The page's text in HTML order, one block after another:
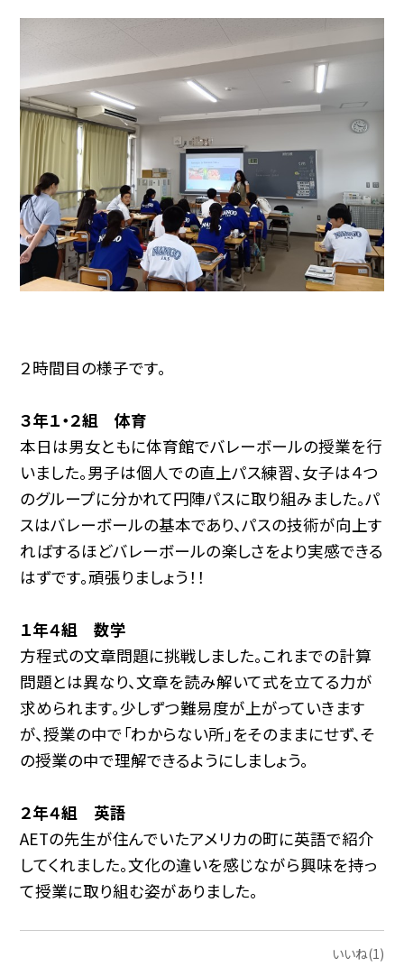
２時間目の様子です。
３年１・２組 体育
本日は男女ともに体育館でバレーボールの授業を行
いました。男子は個人での直上パス練習、女子は４つ
のグループに分かれて円陣パスに取り組みました。パ
スはバレーボールの基本であり、パスの技術が向上す
ればするほどバレーボールの楽しさをより実感できる
はずです。頑張りましょう！！
１年４組 数学
方程式の文章問題に挑戦しました。これまでの計算
問題とは異なり、文章を読み解いて式を立てる力が
求められます。少しずつ難易度が上がっていきます
が、授業の中で「わからない所」をそのままにせず、そ
の授業の中で理解できるようにしましょう。
２年４組 英語
AETの先生が住んでいたアメリカの町に英語で紹介
してくれました。文化の違いを感じながら興味を持っ
て授業に取り組む姿がありました。
いいね(1)